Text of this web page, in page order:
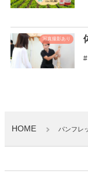
写真撮影あり
HOME パンフレ